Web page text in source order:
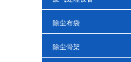
除尘布袋
除尘骨架